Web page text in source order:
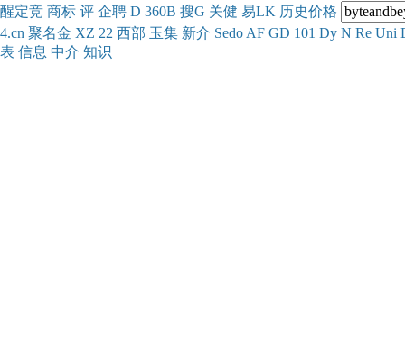
醒定竞 商标 评 企聘 D 360B 搜G 关健 易LK 历史价格
4.cn 聚名金 XZ 22 西部 玉集 新介 Sedo AF GD 101 Dy N Re Uni
表 信息 中介 知识